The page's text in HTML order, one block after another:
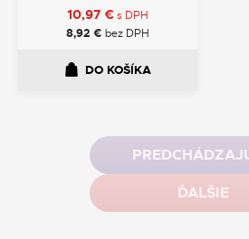
10,97 €s DPH
8,92 € bez DPH
DO KOŠÍKA
ĎALŠIE